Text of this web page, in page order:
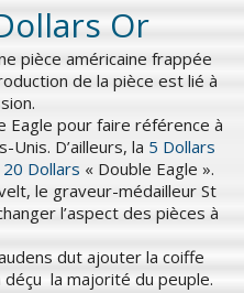
Or
pièce américaine frappée
de la pièce est lié à
Eagle pour faire référence à
Unis. D’ailleurs, la 5 Dollars
20 Dollars « Double Eagle ».
le graveur-médailleur St
l’aspect des pièces à
dut ajouter la coiffe
déçu la majorité du peuple.